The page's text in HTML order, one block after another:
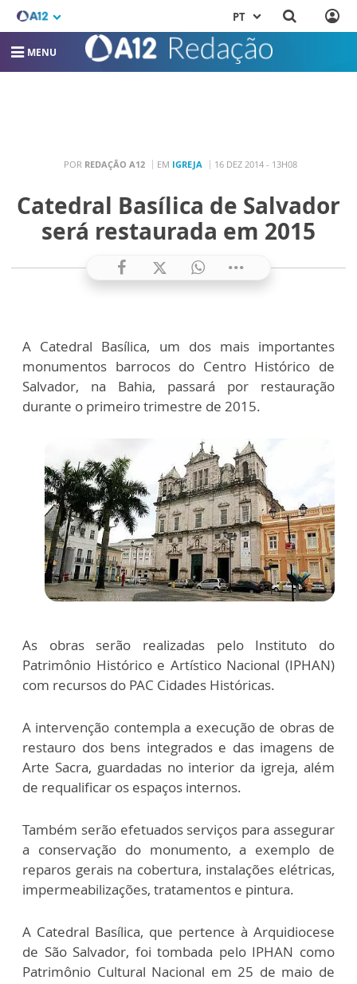
PT
MENU
POR REDAÇÃO A12 EM IGREJA 16 DEZ 2014 - 13H08
Catedral Basílica de Salvador
será restaurada em 2015
A Catedral Basílica, um dos mais importantes
monumentos barrocos do Centro Histórico de
Salvador, na Bahia, passará por restauração
durante o primeiro trimestre de 2015.
As obras serão realizadas pelo Instituto do
Patrimônio Histórico e Artístico Nacional (IPHAN)
com recursos do PAC Cidades Históricas.
A intervenção contempla a execução de obras de
restauro dos bens integrados e das imagens de
Arte Sacra, guardadas no interior da igreja, além
de requalificar os espaços internos.
Também serão efetuados serviços para assegurar
a conservação do monumento, a exemplo de
reparos gerais na cobertura, instalações elétricas,
impermeabilizações, tratamentos e pintura.
A Catedral Basílica, que pertence à Arquidiocese
de São Salvador, foi tombada pelo IPHAN como
Patrimônio Cultural Nacional em 25 de maio de